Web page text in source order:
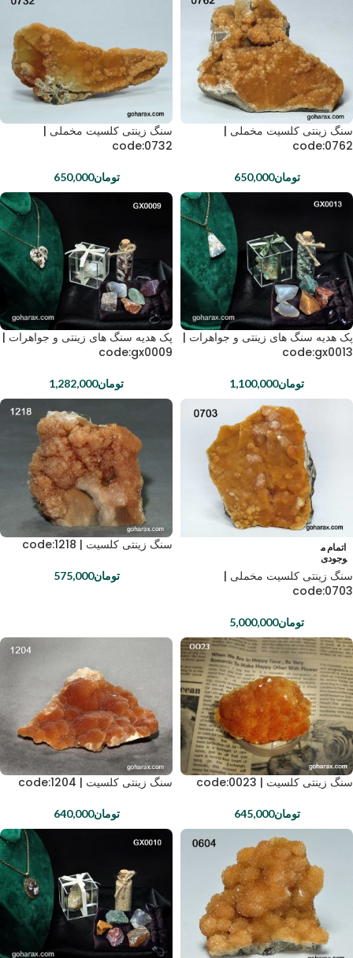
سنگ زینتی کلسیت مخملی |
code:0762
تومان650,000
سنگ زینتی کلسیت مخملی |
code:0732
تومان650,000
پک هدیه سنگ های زینتی و جواهرات |
code:gx0013
تومان1,100,000
پک هدیه سنگ های زینتی و جواهرات |
code:gx0009
تومان1,282,000
اتمام م
وجودی
سنگ زینتی کلسیت مخملی |
code:0703
تومان5,000,000
سنگ زینتی کلسیت | code:1218
تومان575,000
سنگ زینتی کلسیت | code:0023
تومان645,000
سنگ زینتی کلسیت | code:1204
تومان640,000